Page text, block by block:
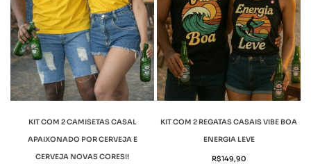
KIT COM 2 CAMISETAS CASAL
APAIXONADO POR CERVEJA E
CERVEJA NOVAS CORES!!
KIT COM 2 REGATAS CASAIS VIBE BOA
ENERGIA LEVE
R$149,90